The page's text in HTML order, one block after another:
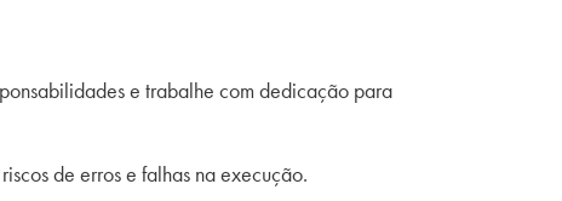
e trabalhe com dedicação para
de erros e falhas na execução.